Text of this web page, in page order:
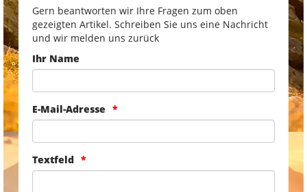
Gern beantworten wir Ihre Fragen zum oben
gezeigten Artikel. Schreiben Sie uns eine Nachricht
und wir melden uns zurück
Ihr Name
E-Mail-Adresse
Textfeld